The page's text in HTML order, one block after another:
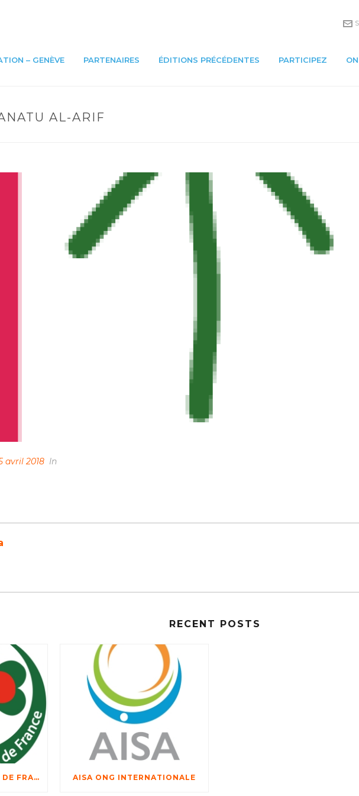
– GENÈVE PARTENAIRES ÉDITIONS PRÉCÉDENTES PARTICIPEZ
AL-ARIF
avril 2018 In
RECENT POSTS
SCOUTS MUSULMANS DE FRANCE AISA ONG INTERNATIONALE